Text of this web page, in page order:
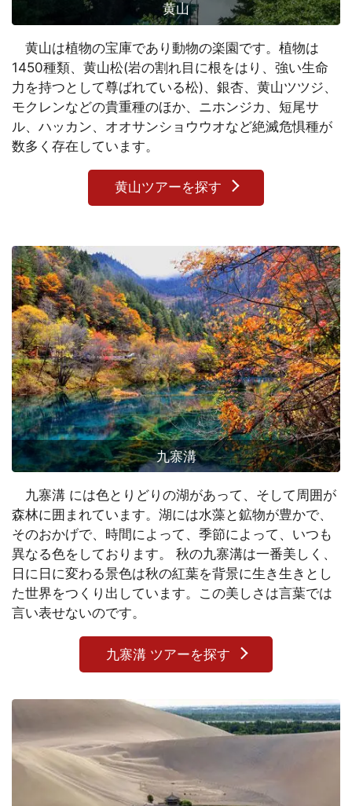
黄山
黄山は植物の宝庫であり動物の楽園です。植物は
1450種類、黄山松(岩の割れ目に根をはり、強い生命
力を持つとして尊ばれている松)、銀杏、黄山ツツジ、
モクレンなどの貴重種のほか、ニホンジカ、短尾サ
ル、ハッカン、オオサンショウウオなど絶滅危惧種が
数多く存在しています。
黄山ツアーを探す
九寨溝
九寨溝 には色とりどりの湖があって、そして周囲が
森林に囲まれています。湖には水藻と鉱物が豊かで、
そのおかげで、時間によって、季節によって、いつも
異なる色をしております。 秋の九寨溝は一番美しく、
日に日に変わる景色は秋の紅葉を背景に生き生きとし
た世界をつくり出しています。この美しさは言葉では
言い表せないのです。
九寨溝 ツアーを探す